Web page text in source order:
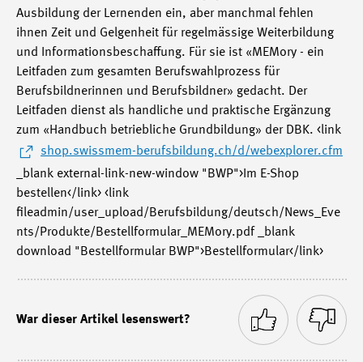
Ausbildung der Lernenden ein, aber manchmal fehlen
ihnen Zeit und Gelgenheit für regelmässige Weiterbildung
und Informationsbeschaffung. Für sie ist «MEMory - ein
Leitfaden zum gesamten Berufswahlprozess für
Berufsbildnerinnen und Berufsbildner» gedacht. Der
Leitfaden dienst als handliche und praktische Ergänzung
zum «Handbuch betriebliche Grundbildung» der DBK. <link
shop.swissmem-berufsbildung.ch/d/webexplorer.cfm
_blank external-link-new-window "BWP">Im E-Shop
bestellen</link> <link
fileadmin/user_upload/Berufsbildung/deutsch/News_Eve
nts/Produkte/Bestellformular_MEMory.pdf _blank
download "Bestellformular BWP">Bestellformular</link>
War dieser Artikel lesenswert?